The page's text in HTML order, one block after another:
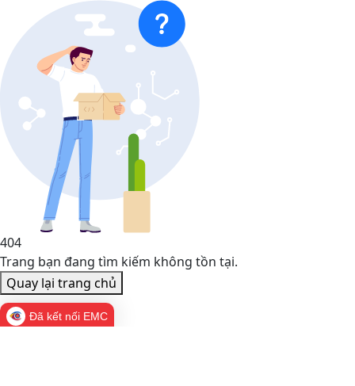
404
Trang bạn đang tìm kiếm không tồn tại.
Quay lại trang chủ
Đã kết nối EMC